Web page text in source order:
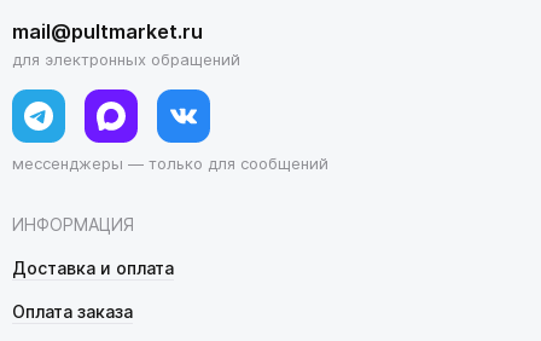
ИНФОРМАЦИЯ
Доставка и оплата
Оплата заказа
mail@pultmarket.ru
для электронных обращений
мессенджеры — только для сообщений